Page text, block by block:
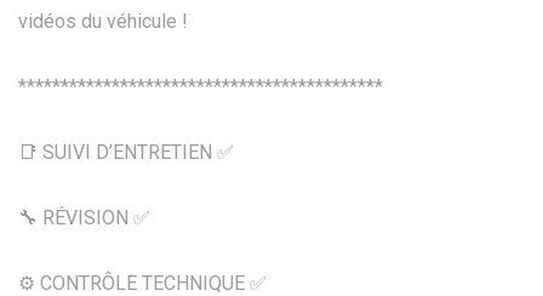
vidéos du véhicule !
*******************************************
📑 SUIVI D’ENTRETIEN ✅
🔧 RÉVISION ✅
⚙️ CONTRÔLE TECHNIQUE ✅